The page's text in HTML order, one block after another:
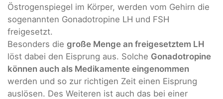
Östrogenspiegel im Körper, werden vom Gehirn die
sogenannten Gonadotropine LH und FSH
freigesetzt.
Besonders die große Menge an freigesetztem LH
löst dabei den Eisprung aus. Solche Gonadotropine
können auch als Medikamente eingenommen
werden und so zur richtigen Zeit einen Eisprung
auslösen. Des Weiteren ist auch das bei einer